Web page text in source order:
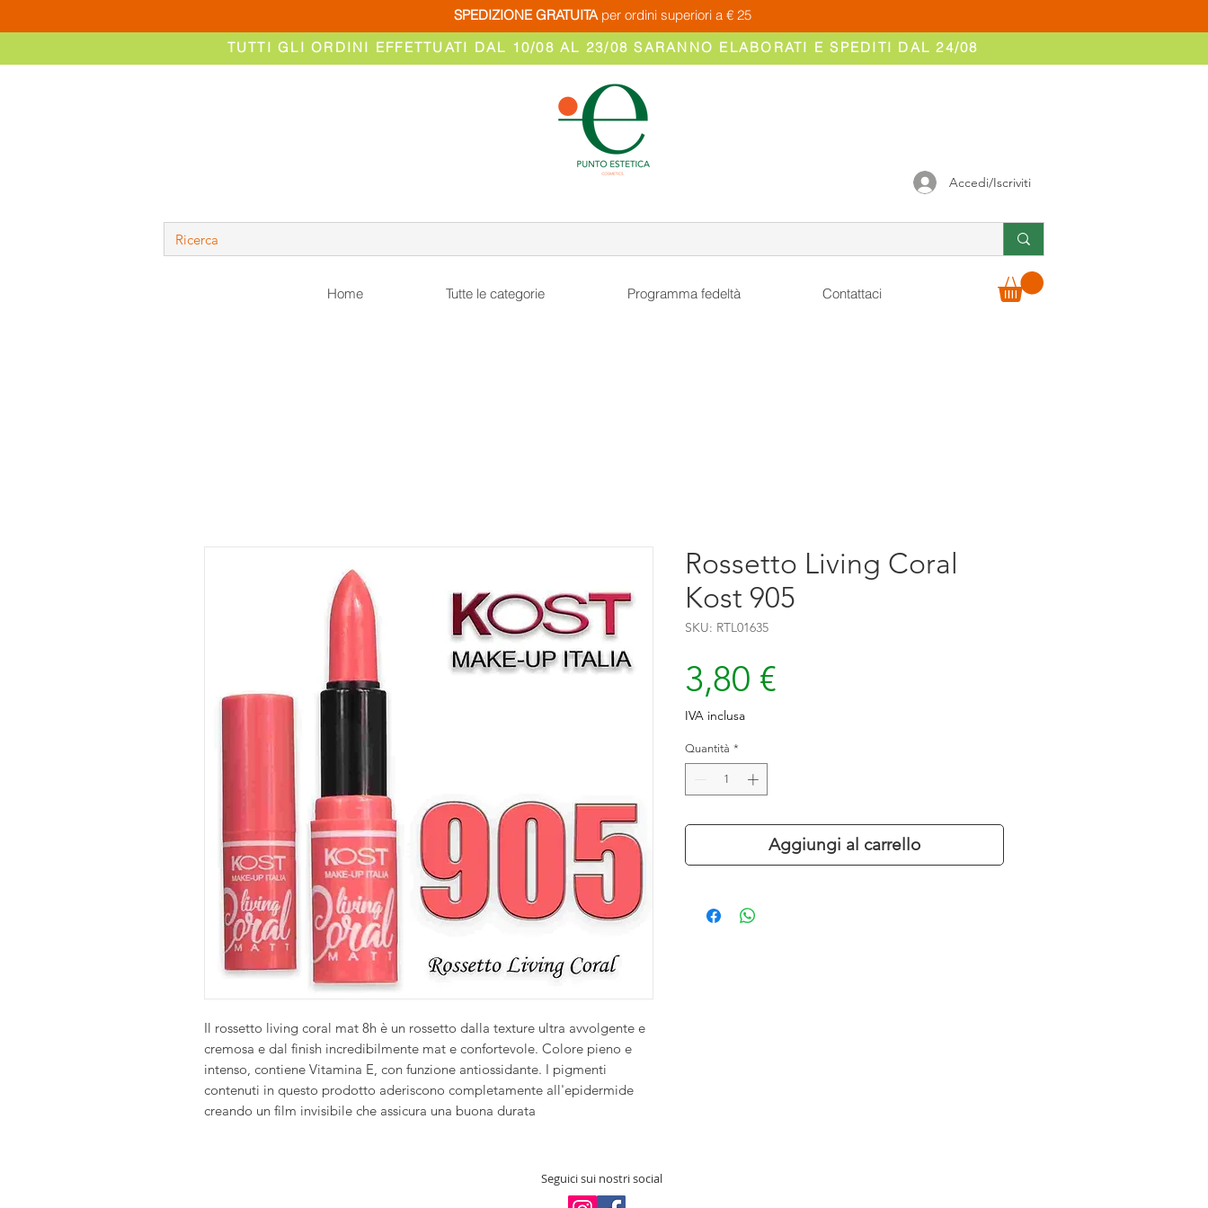
SPEDIZIONE GRATUITAper ordini superiori a € 25
TUTTI GLI ORDINI EFFETTUATI DAL 10/08 AL 23/08 SARANNO ELABORATI E SPEDITI DAL 24/08
Accedi/Iscriviti
Home Tutte le categorie Programma fedeltà Contattaci
Il rossetto living coral mat 8h è un rossetto dalla texture ultra avvolgente e
cremosa e dal finish incredibilmente mat e confortevole. Colore pieno e
intenso, contiene Vitamina E, con funzione antiossidante. I pigmenti
contenuti in questo prodotto aderiscono completamente all'epidermide
creando un film invisibile che assicura una buona durata
Rossetto Living Coral
Kost 905
SKU: RTL01635
3,80 €
IVA inclusa
Quantità *
Aggiungi al carrello
Seguici sui nostri social